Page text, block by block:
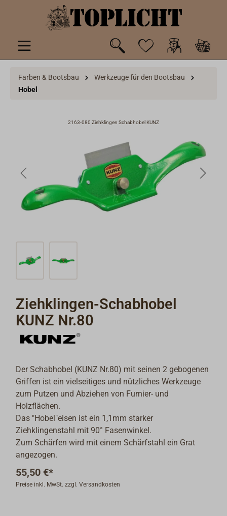
springen
Farben & Bootsbau
Werkzeuge für den Bootsbau
Hobel
2163-080 Ziehklingen Schabhobel KUNZ
Ziehklingen-Schabhobel
KUNZ Nr.80
Der Schabhobel (KUNZ Nr.80) mit seinen 2 gebogenen
Griffen ist ein vielseitiges und nützliches Werkzeuge
zum Putzen und Abziehen von Furnier- und
Holzflächen.
Das "Hobel"eisen ist ein 1,1mm starker
Ziehklingenstahl mit 90° Fasenwinkel.
Zum Schärfen wird mit einem Schärfstahl ein Grat
angezogen.
55,50 €*
Preise inkl. MwSt. zzgl. Versandkosten